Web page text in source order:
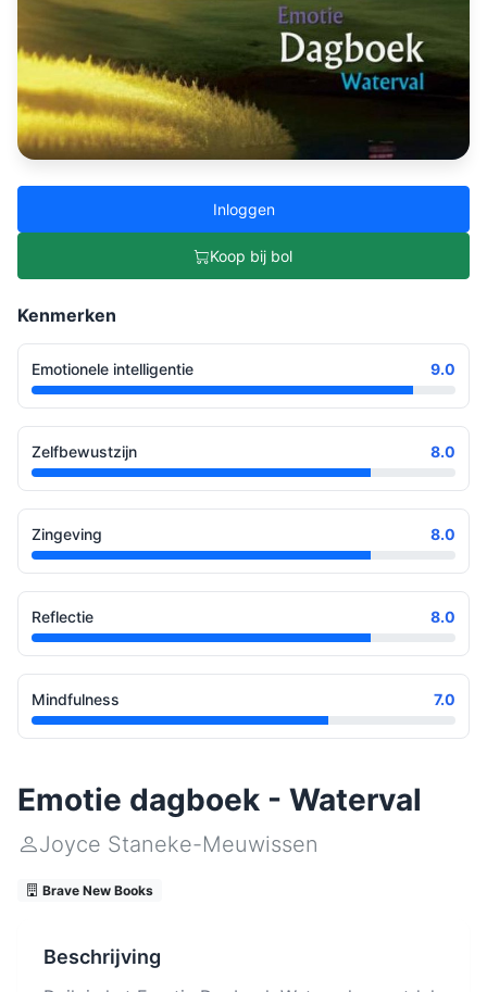
Inloggen
Koop bij bol
Kenmerken
Emotionele intelligentie 9.0
Zelfbewustzijn 8.0
Zingeving 8.0
Reflectie 8.0
Mindfulness 7.0
Emotie dagboek - Waterval
Joyce Staneke-Meuwissen
Brave New Books
Beschrijving